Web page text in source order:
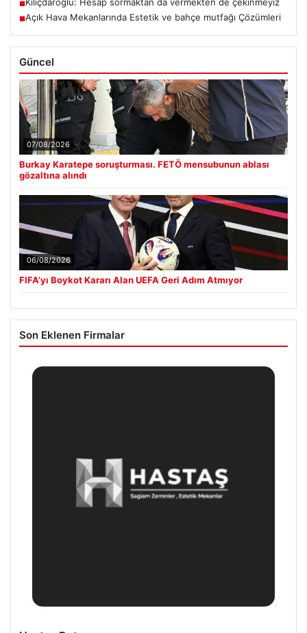
■Kılıçdaroğlu: Hesap sormaktan da vermekten de çekinmeyiz
■Açık Hava Mekanlarında Estetik ve bahçe mutfağı Çözümleri
Güncel
07/08/2026
Burkay Karatepe soruşturması. FETÖ mensubunun ablası
gözaltına alındı
06/08/2026
FIFA’yı Boykot Kararı Alan UEFA Geri Adım Atmıyor
Son Eklenen Firmalar